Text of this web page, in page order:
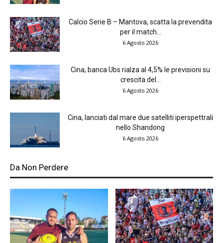
Calcio Serie B – Mantova, scatta la prevendita
per il match...
6 Agosto 2026
Cina, banca Ubs rialza al 4,5% le previsioni su
crescita del...
6 Agosto 2026
Cina, lanciati dal mare due satelliti iperspettrali
nello Shandong
6 Agosto 2026
Da Non Perdere